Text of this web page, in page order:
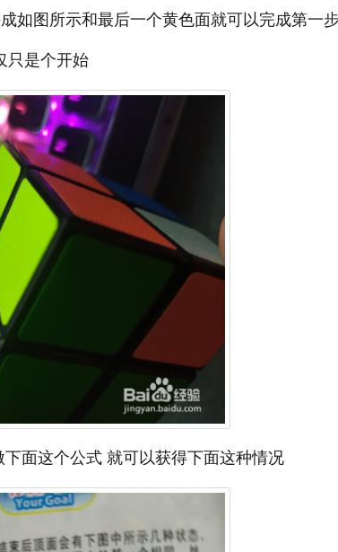
如图所示和最后一个黄色面就可以完成第一
只是个开始
面这个公式 就可以获得下面这种情况